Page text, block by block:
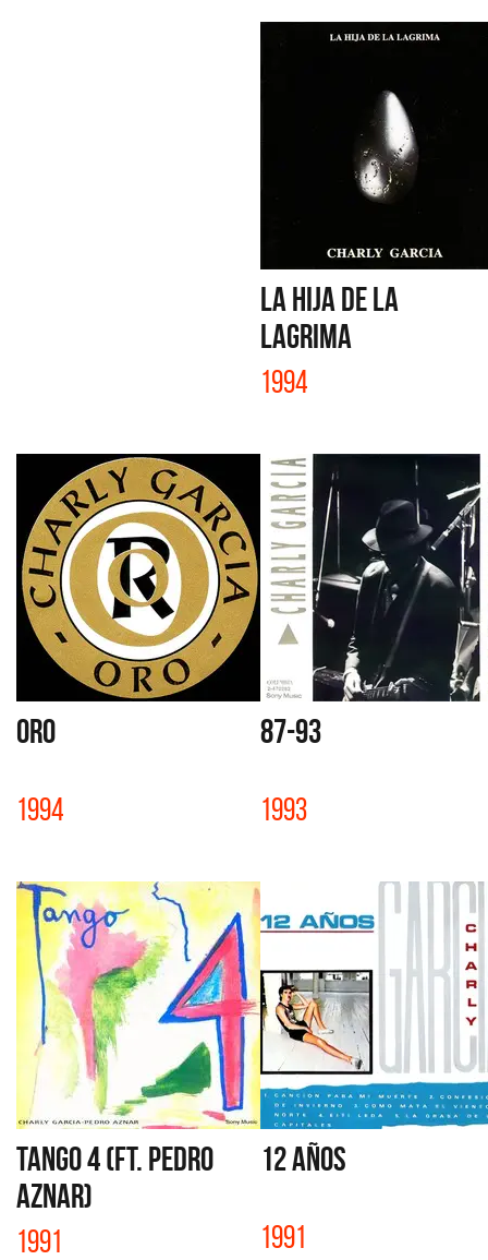
LA HIJA DE LA
LAGRIMA
1994
ORO
1994
87-93
1993
TANGO 4 (FT. PEDRO
AZNAR)
1991
12 AÑOS
1991